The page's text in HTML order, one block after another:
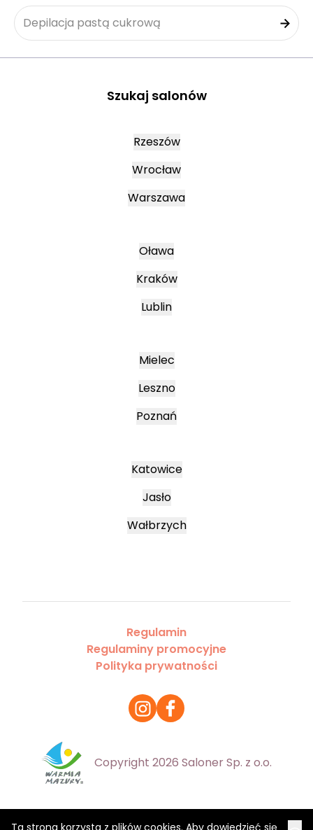
Ta strona korzysta z plików cookies. Aby dowiedzieć się
Depilacja pastą cukrową
Szukaj salonów
Rzeszów
Wrocław
Warszawa
Oława
Kraków
Lublin
Mielec
Leszno
Poznań
Katowice
Jasło
Wałbrzych
Regulamin
Regulaminy promocyjne
Polityka prywatności
Copyright 2026 Saloner Sp. z o.o.